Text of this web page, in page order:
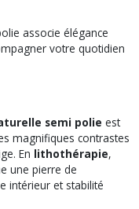
associe élégance
votre quotidien
semi polie est
magnifiques contrastes
En lithothérapie,
une pierre de
intérieur et stabilité